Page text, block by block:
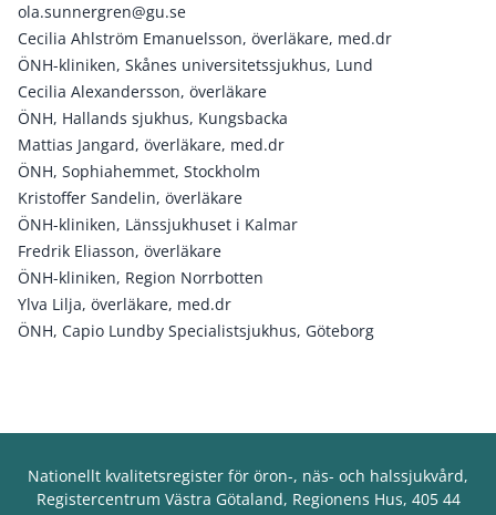
ola.sunnergren@gu.se
Cecilia Ahlström Emanuelsson, överläkare, med.dr
ÖNH-kliniken, Skånes universitetssjukhus, Lund
Cecilia Alexandersson, överläkare
ÖNH, Hallands sjukhus, Kungsbacka
Mattias Jangard, överläkare, med.dr
ÖNH, Sophiahemmet, Stockholm
Kristoffer Sandelin, överläkare
ÖNH-kliniken, Länssjukhuset i Kalmar
Fredrik Eliasson, överläkare
ÖNH-kliniken, Region Norrbotten
Ylva Lilja, överläkare, med.dr
ÖNH, Capio Lundby Specialistsjukhus, Göteborg
Nationellt kvalitetsregister för öron-, näs- och halssjukvård,
Registercentrum Västra Götaland, Regionens Hus, 405 44